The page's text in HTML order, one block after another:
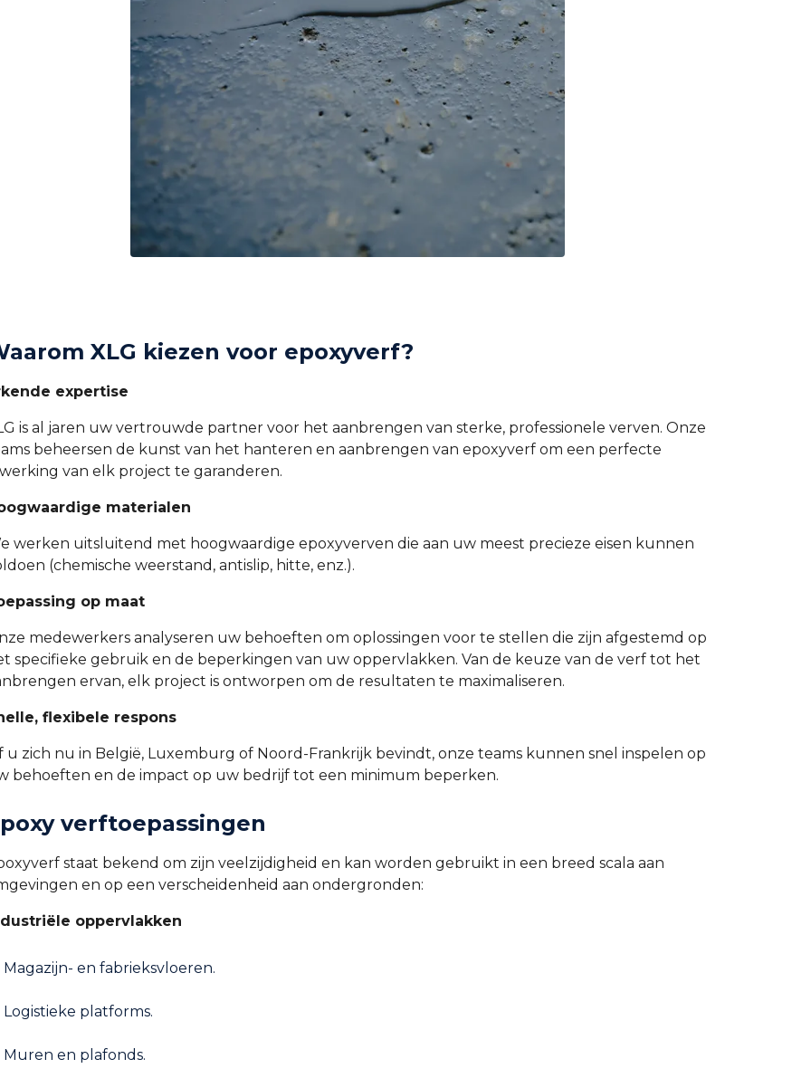
XLG kiezen voor epoxyverf?
expertise
is al jaren uw vertrouwde partner voor het aanbrengen van sterke, professionele verven. Onze
beheersen de kunst van het hanteren en aanbrengen van epoxyverf om een perfecte
van elk project te garanderen.
materialen
werken uitsluitend met hoogwaardige epoxyverven die aan uw meest precieze eisen kunnen
(chemische weerstand, antislip, hitte, enz.).
op maat
medewerkers analyseren uw behoeften om oplossingen voor te stellen die zijn afgestemd op
specifieke gebruik en de beperkingen van uw oppervlakken. Van de keuze van de verf tot het
ervan, elk project is ontworpen om de resultaten te maximaliseren.
flexibele respons
u zich nu in België, Luxemburg of Noord-Frankrijk bevindt, onze teams kunnen snel inspelen op
behoeften en de impact op uw bedrijf tot een minimum beperken.
verftoepassingen
staat bekend om zijn veelzijdigheid en kan worden gebruikt in een breed scala aan
en op een verscheidenheid aan ondergronden:
oppervlakken
Magazijn- en fabrieksvloeren.
Logistieke platforms.
Muren en plafonds.